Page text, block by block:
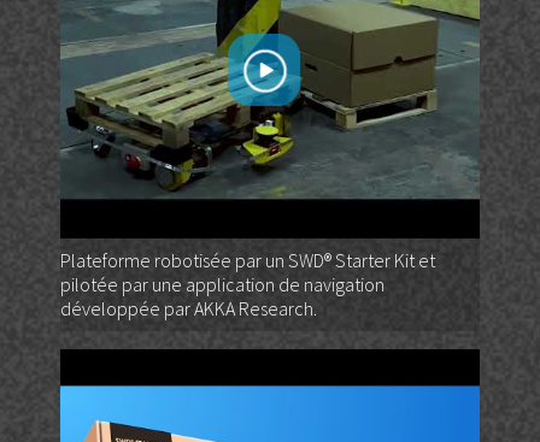
Plateforme robotisée par un SWD® Starter Kit et
pilotée par une application de navigation
développée par AKKA Research.